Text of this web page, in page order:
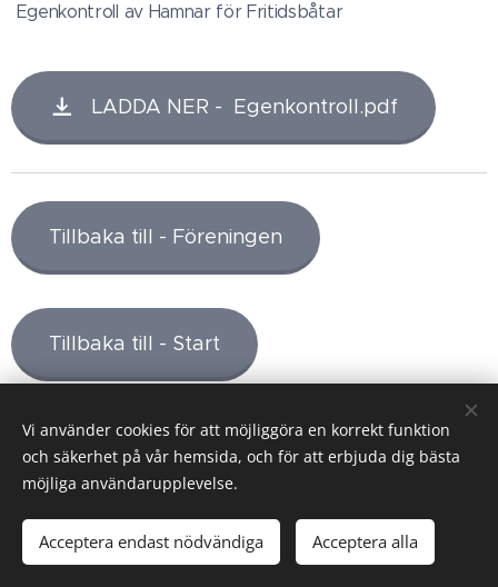
Egenkontroll av Hamnar för Fritidsbåtar
LADDA NER - Egenkontroll.pdf
Tillbaka till - Föreningen
Tillbaka till - Start
Skapad med Webnode
Webmaster Roland Jonsson
Cookies
Vi använder cookies för att möjliggöra en korrekt funktion
och säkerhet på vår hemsida, och för att erbjuda dig bästa
möjliga användarupplevelse.
Acceptera endast nödvändiga Acceptera alla